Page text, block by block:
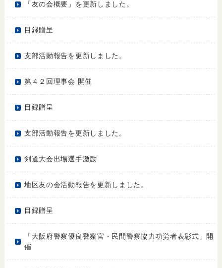
「友の会概要」を更新しました。
目録贈呈
支部活動報告を更新しました。
第４２回理事会 開催
目録贈呈
支部活動報告を更新しました。
剣道大会出場選手激励
地区友の会活動報告を更新しました。
目録贈呈
「大阪府警察優良警察官・民間警察協力功労者表彰式」開
催